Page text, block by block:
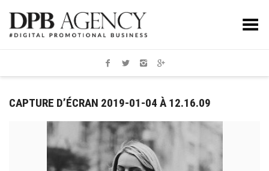
Toggle Menu
CAPTURE D’ÉCRAN 2019-01-04 À 12.16.09